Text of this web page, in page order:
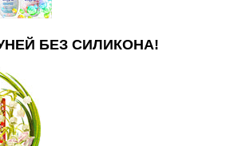
БЕЗ СИЛИКОНА!